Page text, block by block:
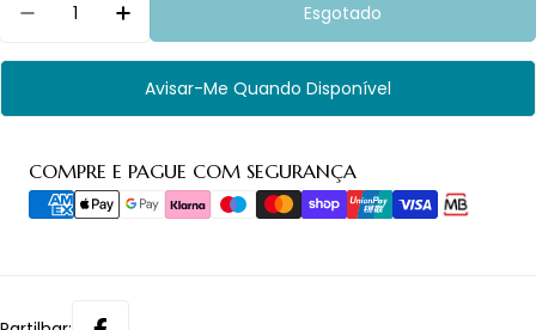
Diminuir Quantidade Para Tutete Prende
Aumentar Quantidade Para Tutete
Esgotado
Avisar-Me Quando Disponível
COMPRE E PAGUE COM SEGURANÇA
Métodos
de
pagamento